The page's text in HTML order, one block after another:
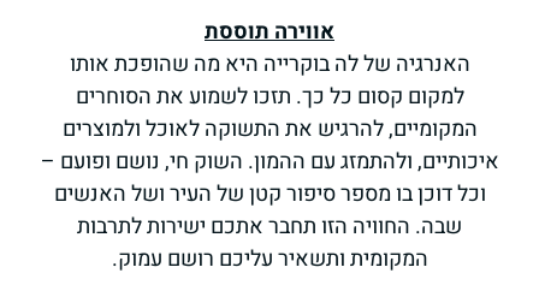
אווירה תוססת
האנרגיה של לה בוקרייה היא מה שהופכת אותו
למקום קסום כל כך. תזכו לשמוע את הסוחרים
המקומיים, להרגיש את התשוקה לאוכל ולמוצרים
איכותיים, ולהתמזג עם ההמון. השוק חי, נושם ופועם –
וכל דוכן בו מספר סיפור קטן של העיר ושל האנשים
שבה. החוויה הזו תחבר אתכם ישירות לתרבות
המקומית ותשאיר עליכם רושם עמוק.